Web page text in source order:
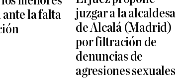
ante la falta
juzgar a la alcaldesa
de Alcalá (Madrid)
por filtración de
denuncias de
agresiones sexuales